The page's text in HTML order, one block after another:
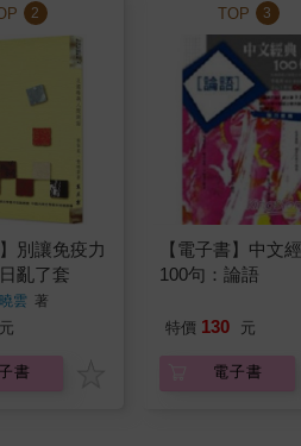
2
別讓免疫力
亂了套
雲 著
元
書
TOP 3
【電子書】中文
100句：論語
特價 130 元
電子書